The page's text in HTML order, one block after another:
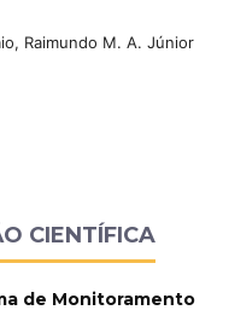
Raimundo M. A. Júnior
CIENTÍFICA
de Monitoramento